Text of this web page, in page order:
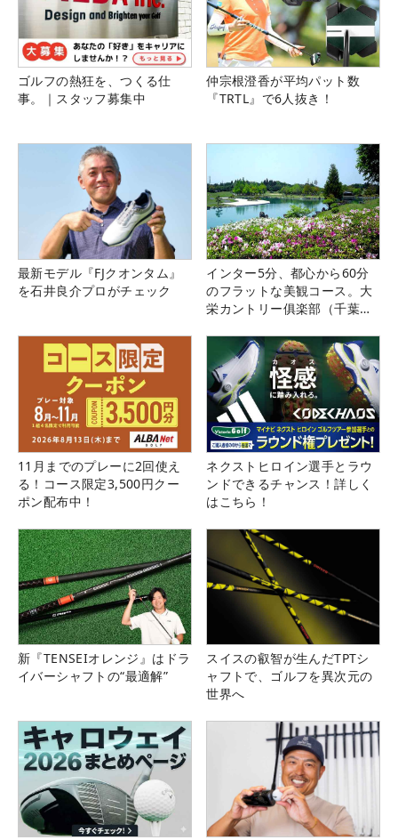
ゴルフの熱狂を、つくる仕
事。｜スタッフ募集中
仲宗根澄香が平均パット数
『TRTL』で6人抜き！
最新モデル『FJクオンタム』
を石井良介プロがチェック
インター5分、都心から60分
のフラットな美観コース。大
栄カントリー俱楽部（千葉
11月までのプレーに2回使え
る！コース限定3,500円クー
ポン配布中！
ネクストヒロイン選手とラウ
ンドできるチャンス！詳しく
はこちら！
新『TENSEIオレンジ』はドラ
イバーシャフトの“最適解”
スイスの叡智が生んだTPTシ
ャフトで、ゴルフを異次元の
世界へ